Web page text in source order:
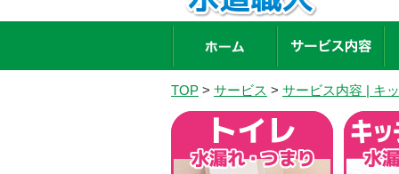
TOP > サービス > サービス内容 | キ